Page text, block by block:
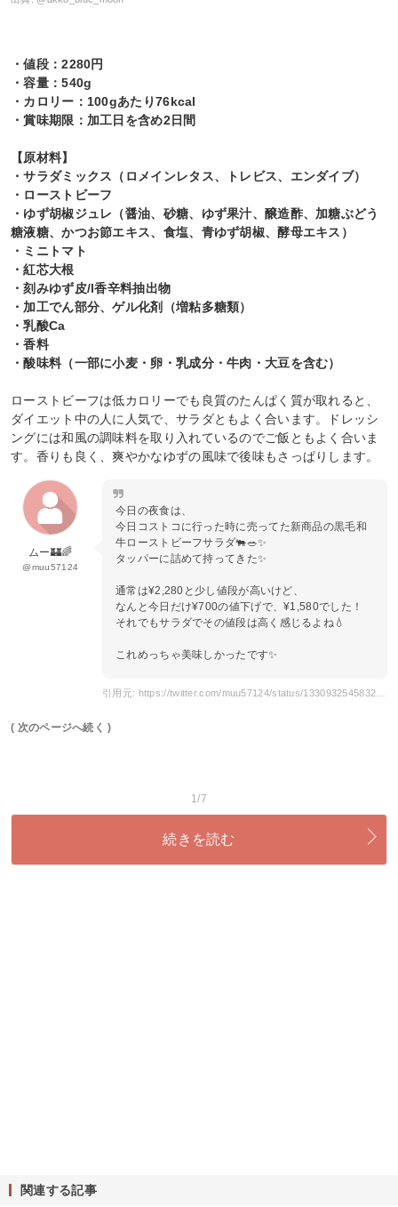
・値段：2280円
・容量：540g
・カロリー：100gあたり76kcal
・賞味期限：加工日を含め2日間
【原材料】
・サラダミックス（ロメインレタス、トレビス、エンダイブ）
・ローストビーフ
・ゆず胡椒ジュレ（醤油、砂糖、ゆず果汁、醸造酢、加糖ぶどう
糖液糖、かつお節エキス、食塩、青ゆず胡椒、酵母エキス）
・ミニトマト
・紅芯大根
・刻みゆず皮/l香辛料抽出物
・加工でん部分、ゲル化剤（増粘多糖類）
・乳酸Ca
・香料
・酸味料（一部に小麦・卵・乳成分・牛肉・大豆を含む）
ローストビーフは低カロリーでも良質のたんぱく質が取れると、
ダイエット中の人に人気で、サラダともよく合います。ドレッシ
ングには和風の調味料を取り入れているのでご飯ともよく合いま
す。香りも良く、爽やかなゆずの風味で後味もさっぱりします。
ムー🏰🌈
@muu57124
今日の夜食は、
今日コストコに行った時に売ってた新商品の黒毛和
牛ローストビーフサラダ🐃🥗✨
タッパーに詰めて持ってきた✨
通常は¥2,280と少し値段が高いけど、
なんと今日だけ¥700の値下げで、¥1,580でした！
それでもサラダでその値段は高く感じるよね💧
これめっちゃ美味しかったです✨
( 次のページへ続く )
1/7
続きを読む
関連する記事